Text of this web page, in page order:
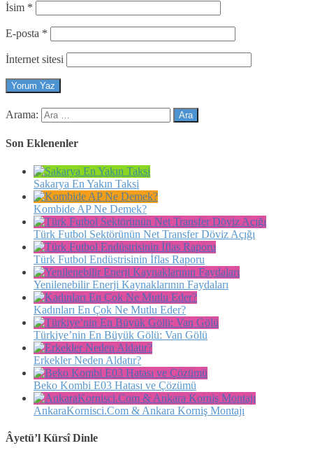
İsim *
E-posta *
İnternet sitesi
Arama:
Son Eklenenler
Sakarya En Yakın Taksi
Kombide AP Ne Demek?
Türk Futbol Sektörünün Net Transfer Döviz Açığı
Türk Futbol Endüstrisinin İflas Raporu
Yenilenebilir Enerji Kaynaklarının Faydaları
Kadınları En Çok Ne Mutlu Eder?
Türkiye’nin En Büyük Gölü: Van Gölü
Erkekler Neden Aldatır?
Beko Kombi E03 Hatası ve Çözümü
AnkaraKornisci.Com & Ankara Korniş Montajı
Âyetü’l Kürsî Dinle